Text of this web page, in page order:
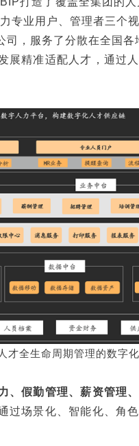
专业用户、管理者三个
司，服务了分散在全国
展精准适配人才，通过
才全生命周期管理的数字
、假勤管理、薪资管理
过场景化、智能化、角